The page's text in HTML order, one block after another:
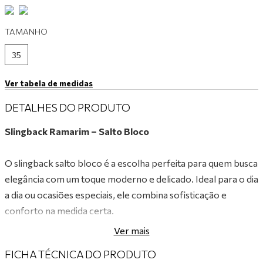
TAMANHO
35
Ver tabela de medidas
DETALHES DO PRODUTO
Slingback Ramarim – Salto Bloco
O slingback salto bloco é a escolha perfeita para quem busca
elegância com um toque moderno e delicado. Ideal para o dia
a dia ou ocasiões especiais, ele combina sofisticação e
conforto na medida certa.
acabamento brilhante que valoriza o visual.
Ver mais
FICHA TÉCNICA DO PRODUTO
9º
10º tênis preto